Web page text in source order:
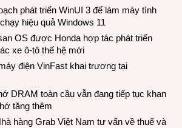
phát triển WinUI 3 để làm máy tính
hiệu quả Windows 11
OS được Honda hợp tác phát triển
xe ô-tô thế hệ mới
điện VinFast khai trương tại
DRAM toàn cầu vẫn đang tiếp tục khan
tăng thêm
hàng Grab Việt Nam tư vấn về thuế và